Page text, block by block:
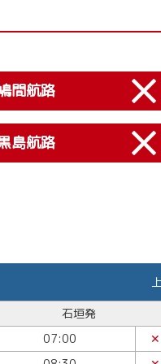
間航路
島航路
石垣発
07:00
✕